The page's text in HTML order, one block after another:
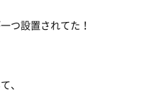
つ設置されてた！
、